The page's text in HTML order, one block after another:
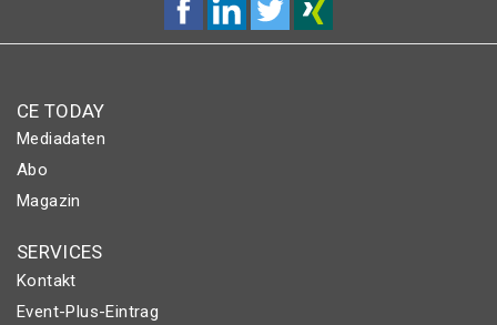
CE TODAY
Mediadaten
Abo
Magazin
SERVICES
Kontakt
Event-Plus-Eintrag